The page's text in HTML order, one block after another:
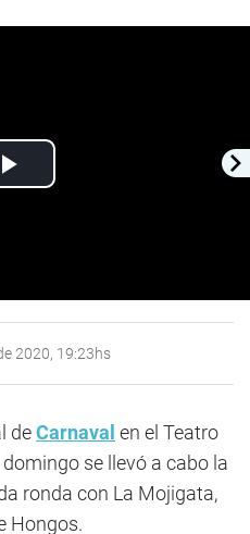
Play
2020, 19:23hs
deCarnaval en el Teatro
se llevó a cabo la
ronda con La Mojigata,
Hongos.